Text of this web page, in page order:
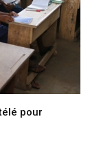
pour